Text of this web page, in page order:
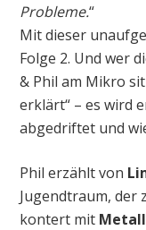
Probleme.“
Mit dieser
Folge 2. Und wer
& Phil am Mikro
erklärt“ – es wird
abgedriftet und
Phil erzählt von
Jugendtraum, der
kontert mit